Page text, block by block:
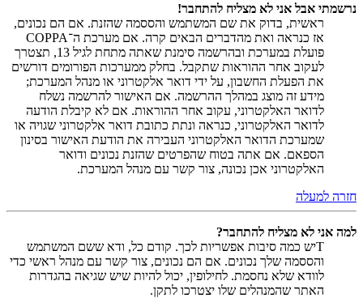
נרשמתי אבל אני לא מצליח להתחבר!
ראשית, בדוק את שם המשתמש והססמה שהזנת. אם הם נכונים,
אז כנראה ואת מהדברים הבאים קרה. אם מערכת ה־COPPA
פועלת במערכת ובהרשמה סימנת שאתה מתחת לגיל 13, תצטרך
לעקוב אחר ההוראות שתקבל. בחלק ממערכות הפורומים דורשים
את הפעלת החשבון, על ידי דואר אלקטרוני או מנהל המערכת;
מידע זה מוצג במהלך ההרשמה. אם האישור להרשמה נשלח
לדואר האלקטרוני, עקוב אחר ההוראות. אם לא קיבלת הודעה
לדואר האלקטרוני, כנראה ונתת כתובת דואר אלקטרוני שגויה או
שמערכת הדואר האלקטרוני העבירה את הודעת האישור בסינון
הספאם. אם אתה בטוח שהפרטים שהזנת נכונים ודואר
האלקטרוני אכן נכונה, צור קשר עם מנהל המערכת.
חזרה למעלה
למה אני לא מצליח להתחבר?
Tיש כמה סיבות אפשריות לכך. קודם כל, ודא ששם המשתמש
והססמה שלך נכונים. אם הם נכונים, צור קשר עם מנהל ראשי כדי
לוודא שלא נחסמת. לחילופין, יכול להיות שיש שגיאה בהגדרות
האתר שהמנהלים שלו יצטרכו לתקן.